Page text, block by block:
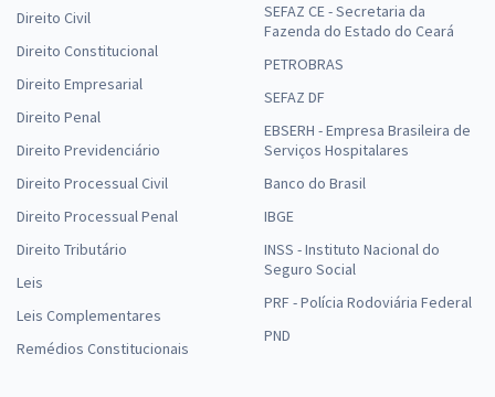
Direito Civil
Direito Constitucional
Direito Empresarial
Direito Penal
Direito Previdenciário
Direito Processual Civil
Direito Processual Penal
Direito Tributário
Leis
Leis Complementares
Remédios Constitucionais
SEFAZ CE - Secretaria da
Fazenda do Estado do Ceará
PETROBRAS
SEFAZ DF
EBSERH - Empresa Brasileira de
Serviços Hospitalares
Banco do Brasil
IBGE
INSS - Instituto Nacional do
Seguro Social
PRF - Polícia Rodoviária Federal
PND